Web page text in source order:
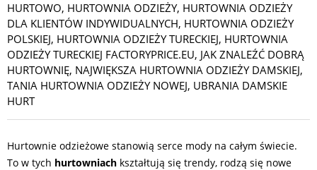
HURTOWO, HURTOWNIA ODZIEŻY, HURTOWNIA ODZIEŻY
DLA KLIENTÓW INDYWIDUALNYCH, HURTOWNIA ODZIEŻY
POLSKIEJ, HURTOWNIA ODZIEŻY TURECKIEJ, HURTOWNIA
ODZIEŻY TURECKIEJ FACTORYPRICE.EU, JAK ZNALEŹĆ DOBRĄ
HURTOWNIĘ, NAJWIĘKSZA HURTOWNIA ODZIEŻY DAMSKIEJ,
TANIA HURTOWNIA ODZIEŻY NOWEJ, UBRANIA DAMSKIE
HURT
Hurtownie odzieżowe stanowią serce mody na całym świecie.
To w tych hurtowniach kształtują się trendy, rodzą się nowe